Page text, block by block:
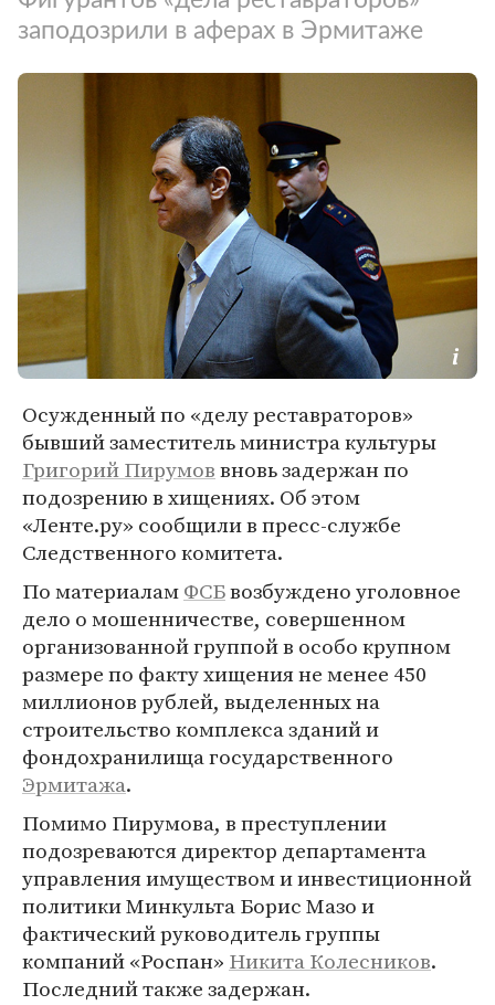
заподозрили в аферах в Эрмитаже
Осужденный по «делу реставраторов»
бывший заместитель министра культуры
Григорий Пирумоввновь задержан по
подозрению в хищениях. Об этом
«Ленте.ру» сообщили в пресс-службе
Следственного комитета.
По материаламФСБвозбуждено уголовное
дело о мошенничестве, совершенном
организованной группой в особо крупном
размере по факту хищения не менее 450
миллионов рублей, выделенных на
строительство комплекса зданий и
фондохранилища государственного
Эрмитажа.
Помимо Пирумова, в преступлении
подозреваются директор департамента
управления имуществом и инвестиционной
политики Минкульта Борис Мазо и
фактический руководитель группы
компаний «Роспан» Никита Колесников.
Последний также задержан.